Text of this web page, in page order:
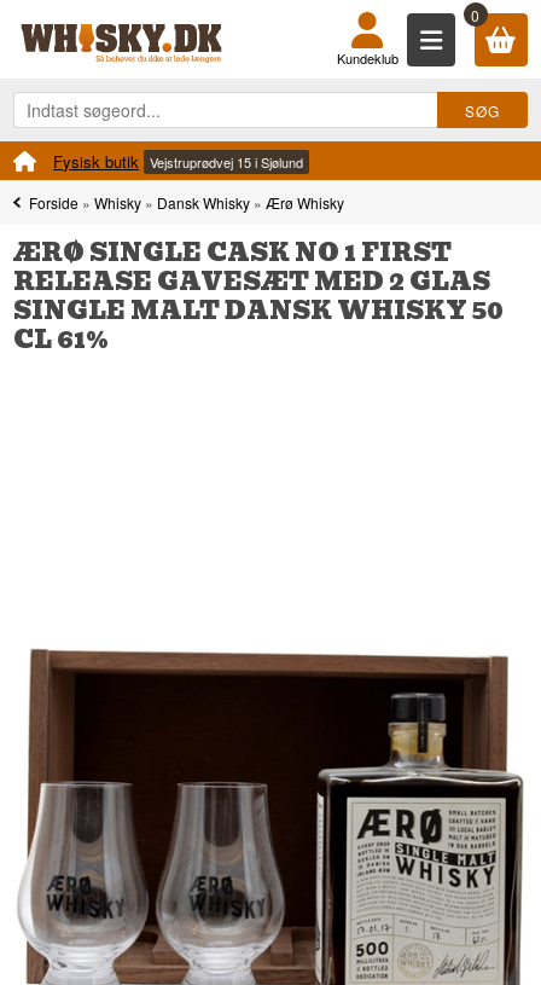
0
Kundeklub
Fysisk butik Vejstruprødvej 15 i Sjølund
Forside »Whisky » Dansk Whisky »Ærø Whisky
ÆRØ SINGLE CASK NO 1 FIRST
RELEASE GAVESÆT MED 2 GLAS
SINGLE MALT DANSK WHISKY 50
CL 61%